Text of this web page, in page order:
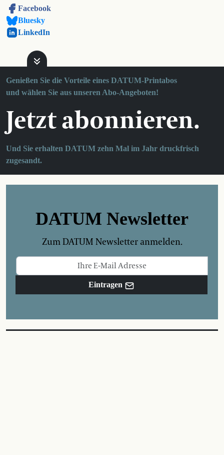
Facebook
Bluesky
LinkedIn
Genießen Sie die Vorteile eines DATUM-Printabos
und wählen Sie aus unseren Abo-Angeboten!
Jetzt abonnieren.
Und Sie erhalten DATUM zehn Mal im Jahr druckfrisch
zugesandt.
DATUM Newsletter
Zum DATUM Newsletter anmelden.
Eintragen